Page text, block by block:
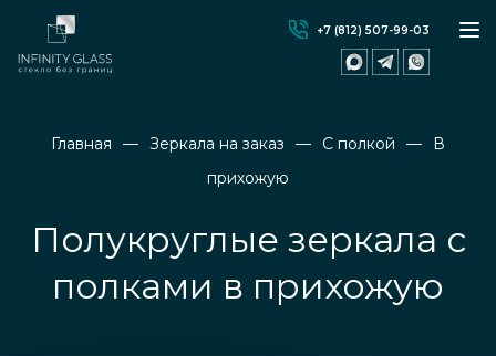
+7 (812) 507-99-03
Главная Зеркала на заказ С полкой
В
прихожую
Полукруглые зеркала с
полками в прихожую